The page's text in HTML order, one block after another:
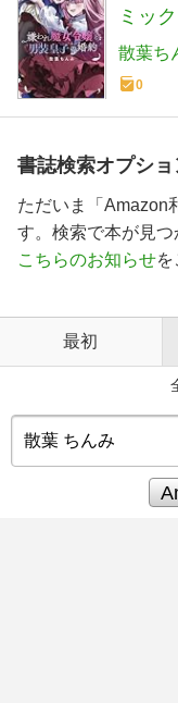
ミッ
散葉ち
0
書誌検索オプシ
ただいま「Amazon
す。検索で本が見
こちらのお知らせを
最初